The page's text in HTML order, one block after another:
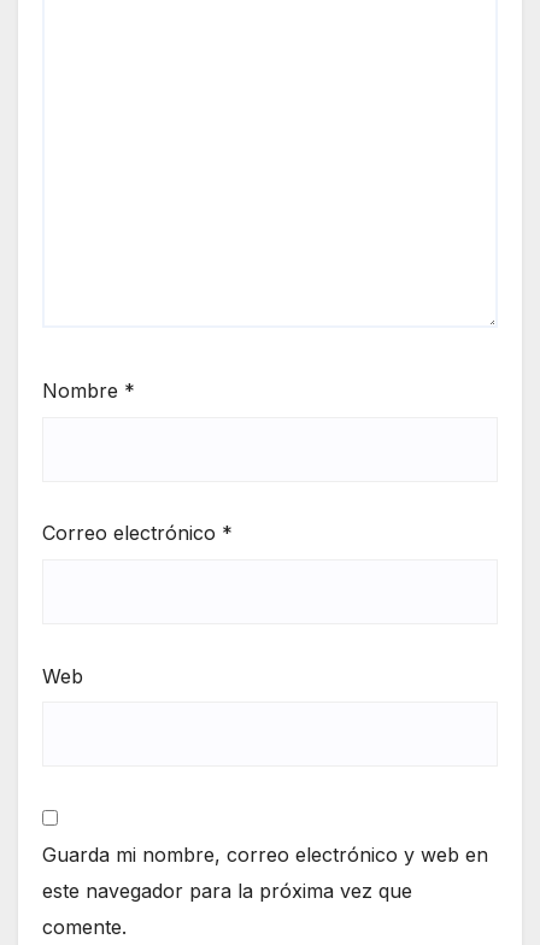
Nombre *
Correo electrónico *
Web
Guarda mi nombre, correo electrónico y web en
este navegador para la próxima vez que
comente.